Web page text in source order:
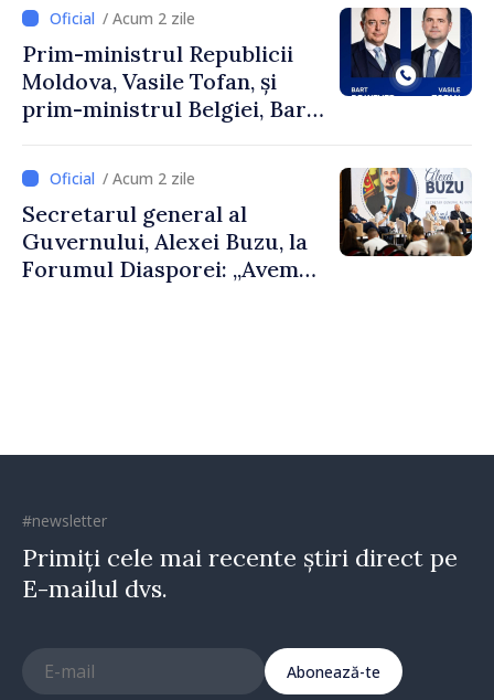
/ Acum 2 zile
Prim-ministrul Republicii
Moldova, Vasile Tofan, și
prim-ministrul Belgiei, Bart
despre parcursul european
al Republicii Moldova.
/ Acum 2 zile
Secretarul general al
Guvernului, Alexei Buzu, la
Forumul Diasporei: „Avem
#newsletter
Primiți cele mai recente știri direct pe
E-mailul dvs.
Abonează-te